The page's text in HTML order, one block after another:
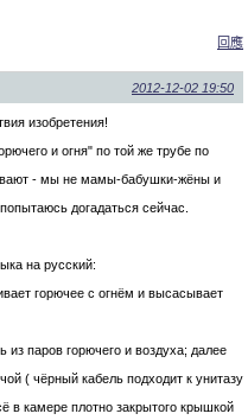
回應
2012-12-02 19:50
изобретения!
и огня" по той же трубе по
- мы не мамы-бабушки-жёны и
догадаться сейчас.
на русский:
горючее с огнём и высасывает
из паров горючего и воздуха; далее
( чёрный кабель подходит к унитазу
в камере плотно закрытого крышкой